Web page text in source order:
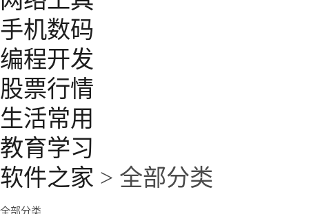
手机数码
编程开发
股票行情
生活常用
教育学习
软件之家 > 全部分类
全部分类